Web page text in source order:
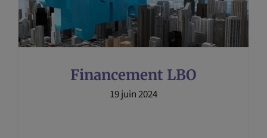
Financement LBO
19 juin 2024